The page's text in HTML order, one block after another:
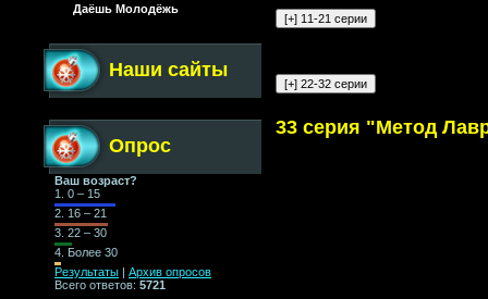
Даёшь Молодёжь
Наши сайты
Опрос
Ваш возраст?
1. 0 – 15
2. 16 – 21
3. 22 – 30
4. Более 30
Результаты | Архив опросов
Всего ответов: 5721
33 серия "Метод